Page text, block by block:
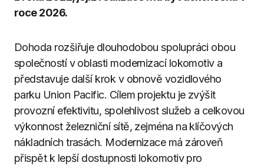
roce 2026.
Dohoda rozšiřuje dlouhodobou spolupráci obou
společností v oblasti modernizací lokomotiv a
představuje další krok v obnově vozidlového
parku Union Pacific. Cílem projektu je zvýšit
provozní efektivitu, spolehlivost služeb a celkovou
výkonnost železniční sítě, zejména na klíčových
nákladních trasách. Modernizace má zároveň
přispět k lepší dostupnosti lokomotiv pro